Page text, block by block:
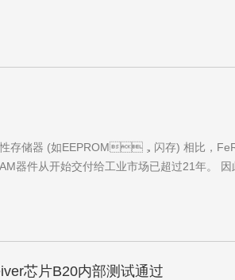
储器 (如EEPROM，闪存) 相比，
器件从开始交付给工业市场已超过21年。 因
芯片B20内部测试通过